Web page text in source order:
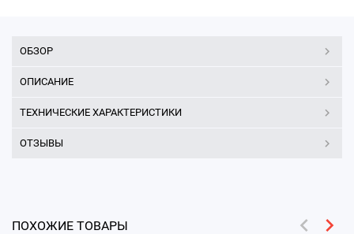
ОБЗОР
ОПИСАНИЕ
ТЕХНИЧЕСКИЕ ХАРАКТЕРИСТИКИ
ОТЗЫВЫ
ПОХОЖИЕ ТОВАРЫ